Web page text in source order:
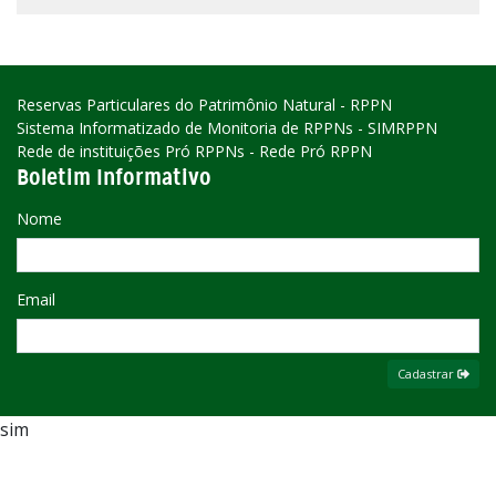
Reservas Particulares do Patrimônio Natural - RPPN
Sistema Informatizado de Monitoria de RPPNs - SIMRPPN
Rede de instituições Pró RPPNs - Rede Pró RPPN
Boletim Informativo
Nome
Email
Cadastrar
sim